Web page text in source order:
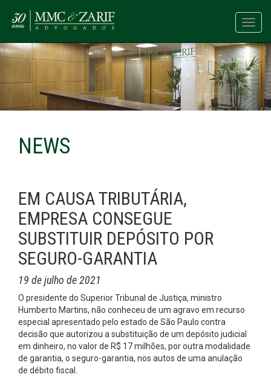
NEWS
EM CAUSA TRIBUTÁRIA,
EMPRESA CONSEGUE
SUBSTITUIR DEPÓSITO POR
SEGURO-GARANTIA
19 de julho de 2021
O presidente do Superior Tribunal de Justiça, ministro
Humberto Martins, não conheceu de um agravo em recurso
especial apresentado pelo estado de São Paulo contra
decisão que autorizou a substituição de um depósito judicial
em dinheiro, no valor de R$ 17 milhões, por outra modalidade
de garantia, o seguro-garantia, nos autos de uma anulação
de débito fiscal.